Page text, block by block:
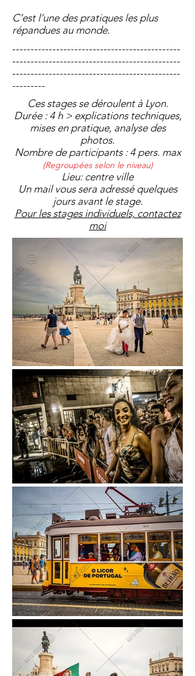
C’est l’une des pratiques les plus
répandues au monde.
----------------------------------------------
----------------------------------------------
----------------------------------------------
---------
Ces stages se déroulent à Lyon.
Durée : 4 h > explications techniques,
mises en pratique, analyse des
photos.
Nombre de participants : 4 pers. max
(Regroupées selon le niveau)
Lieu: centre ville
Un mail vous sera adressé quelques
jours avant le stage.
Pour les stages individuels, contactez
moi